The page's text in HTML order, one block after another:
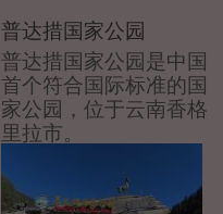
普达措国家公园
普达措国家公园是中国
首个符合国际标准的国
家公园，位于云南香格
里拉市。